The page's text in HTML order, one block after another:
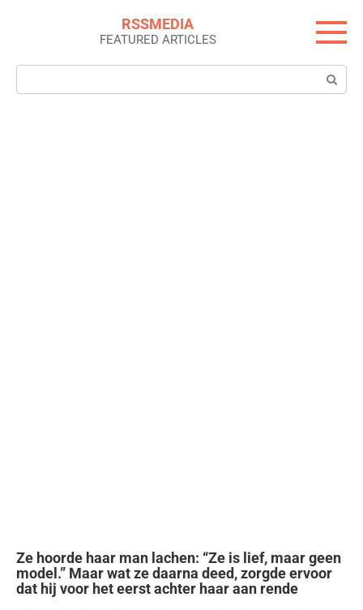
RSSMEDIA
FEATURED ARTICLES
Search:
Ze hoorde haar man lachen: “Ze is lief, maar geen
model.” Maar wat ze daarna deed, zorgde ervoor
dat hij voor het eerst achter haar aan rende